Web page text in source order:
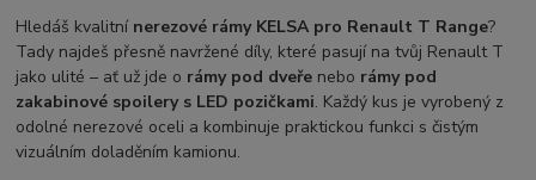
Hledáš kvalitní nerezové rámy KELSA pro Renault T Range?
Tady najdeš přesně navržené díly, které pasují na tvůj Renault T
jako ulité – ať už jde o rámy pod dveře nebo rámy pod
zakabinové spoilery s LED pozičkami. Každý kus je vyrobený z
odolné nerezové oceli a kombinuje praktickou funkci s čistým
vizuálním doladěním kamionu.